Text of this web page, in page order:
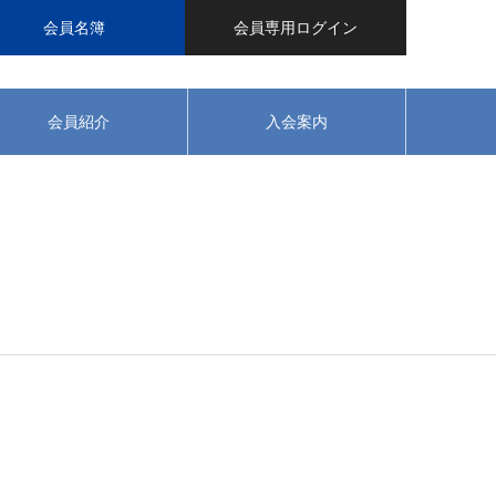
会員名簿 会員専用ログイン
会員紹介 入会案内